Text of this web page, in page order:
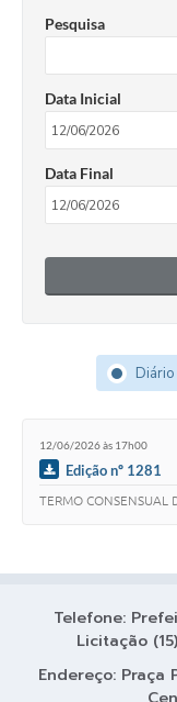
Sites utilitarios
Plano de contratação
Coleta de Lixo
Trasporte rural
Pesquisa
Data Inicial
Data Final
12/06/2026 às 17h00
Edição nº 1281
TERMO CONSENSUAL
Telefone:
Licitação
Endereço: Praça